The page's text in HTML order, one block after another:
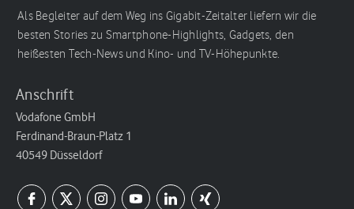
Als Begleiter auf dem Weg ins Gigabit-Zeitalter liefern wir die
besten Stories zu Smartphone-Highlights, Gadgets, den
heißesten Tech-News und Kino- und TV-Höhepunkte.
Anschrift
Vodafone GmbH
Ferdinand-Braun-Platz 1
40549 Düsseldorf